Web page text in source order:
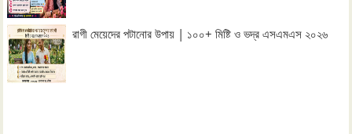
রাগী মেয়েদের পটানোর উপায় | ১০০+ মিষ্টি ও ভদ্র এসএমএস ২০২৬